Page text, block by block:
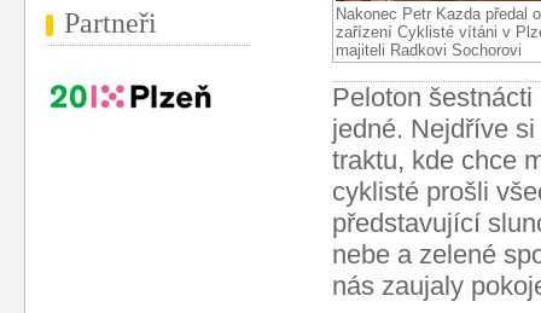
Partneři
Nakonec Petr Kazda předal
zařízení Cyklisté vítáni v
majiteli Radkovi Sochorovi
Peloton
jedné. Nejdříve
traktu, kde chce
cyklisté prošli
představující
nebe a zelené
nás zaujaly